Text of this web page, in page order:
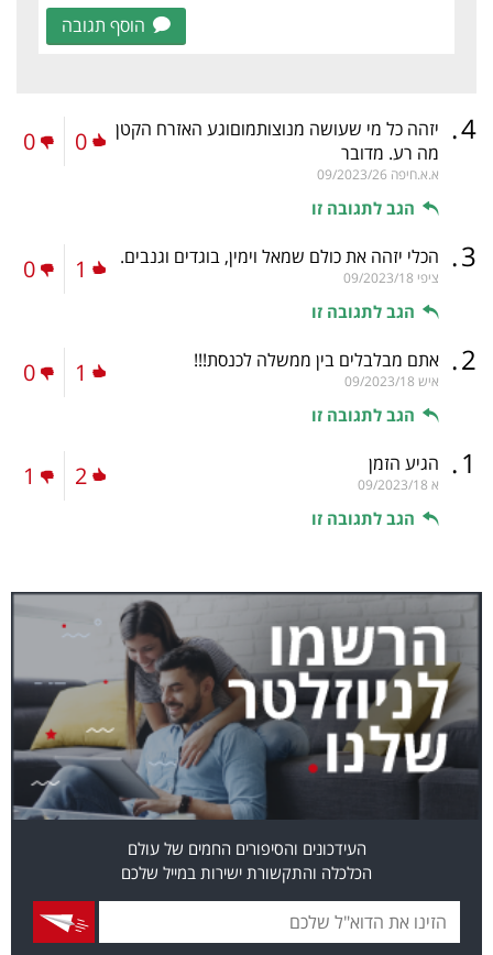
הוסף תגובה
4
. יזהה כל מי שעושה מנוצותמוםוגע האזרח הקטן
מה רע. מדובר
א.א.חיפה 09/2023/26
הגב לתגובה זו
0
0
3
. הכלי יזהה את כולם שמאל וימין, בוגדים וגנבים.
ציפי 09/2023/18
הגב לתגובה זו
1
0
2
. אתם מבלבלים בין ממשלה לכנסת!!!
איש 09/2023/18
הגב לתגובה זו
1
0
1
. הגיע הזמן
א 09/2023/18
הגב לתגובה זו
2
1
העידכונים והסיפורים החמים של עולם
הכלכלה והתקשורת ישירות במייל שלכם